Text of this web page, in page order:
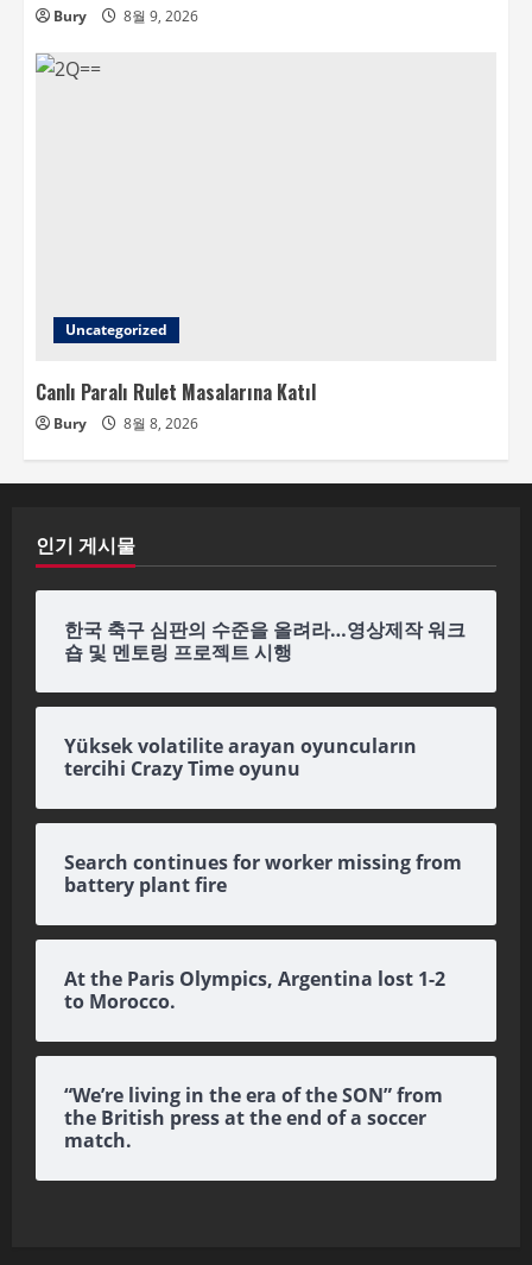
Bury 8월 9, 2026
Uncategorized
Canlı Paralı Rulet Masalarına Katıl
Bury 8월 8, 2026
인기 게시물
한국 축구 심판의 수준을 올려라…영상제작 워크
숍 및 멘토링 프로젝트 시행
Yüksek volatilite arayan oyuncuların
tercihi Crazy Time oyunu
Search continues for worker missing from
battery plant fire
At the Paris Olympics, Argentina lost 1-2
to Morocco.
“We’re living in the era of the SON” from
the British press at the end of a soccer
match.